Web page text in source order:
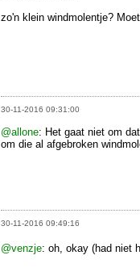
zo'n klein windmolentje?
30-11-2016 09:31:00
@allone: Het gaat niet om
om die al afgebroken
30-11-2016 09:49:16
@venzje: oh, okay (had niet